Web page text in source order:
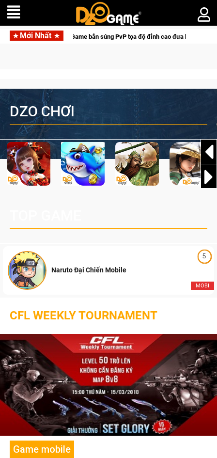
Mới Nhất
Medal Hunter: Game bắn súng PvP tọa độ đỉnh cao đưa bạn vào các chiến
DZO CHƠI
5
MOBI
Naruto Đại Chiến Mobile
CFL WEEKLY TOURNAMENT
Game mobile